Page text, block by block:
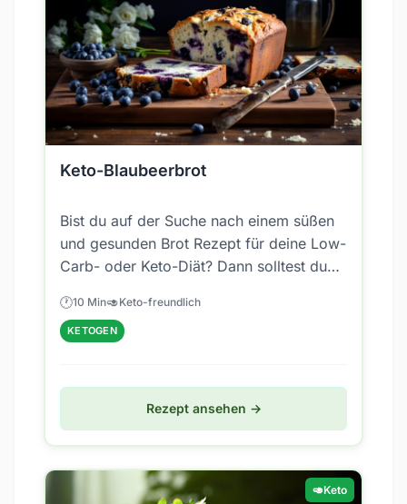
Keto-Blaubeerbrot
Bist du auf der Suche nach einem süßen
und gesunden Brot Rezept für deine Low-
Carb- oder Keto-Diät? Dann solltest du
🕐10 Min🥑Keto-freundlich
KETOGEN
Rezept ansehen →
🥑Keto